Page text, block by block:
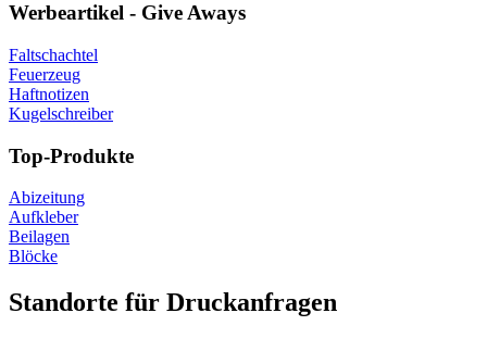
Werbeartikel - Give Aways
Faltschachtel
Feuerzeug
Haftnotizen
Kugelschreiber
Top-Produkte
Abizeitung
Aufkleber
Beilagen
Blöcke
Standorte für Druckanfragen